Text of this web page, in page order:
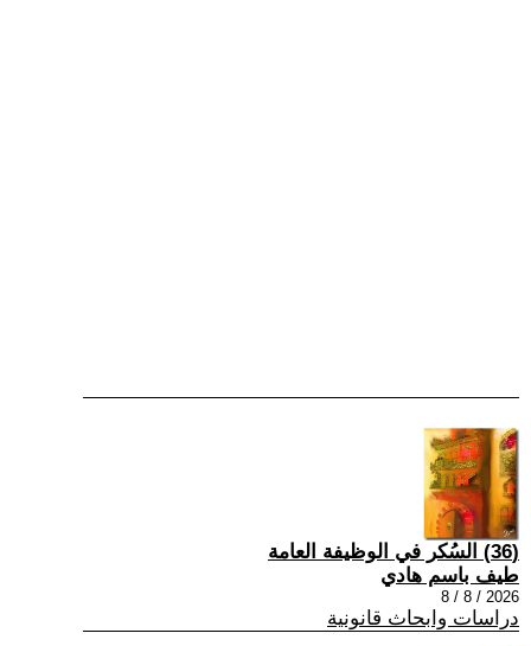
(36) السُكر في الوظيفة العامة
طيف باسم هادي
2026 / 8 / 8
دراسات وابحاث قانونية